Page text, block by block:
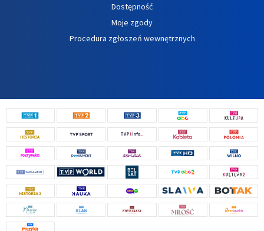
Dostępność
Moje zgody
Procedura zgłoszeń wewnętrznych